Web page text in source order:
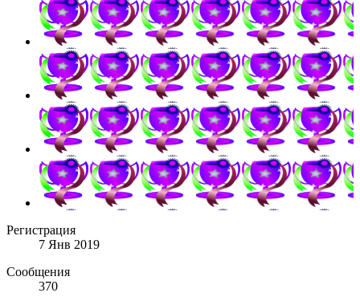
Регистрация
7 Янв 2019
Сообщения
370